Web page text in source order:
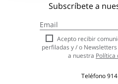
Subscríbete a
a
nuestro
boletín
de
Acepto recibir
perfiladas y / o
a nuestra Política
Teléfono